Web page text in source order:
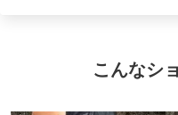
こんなシ